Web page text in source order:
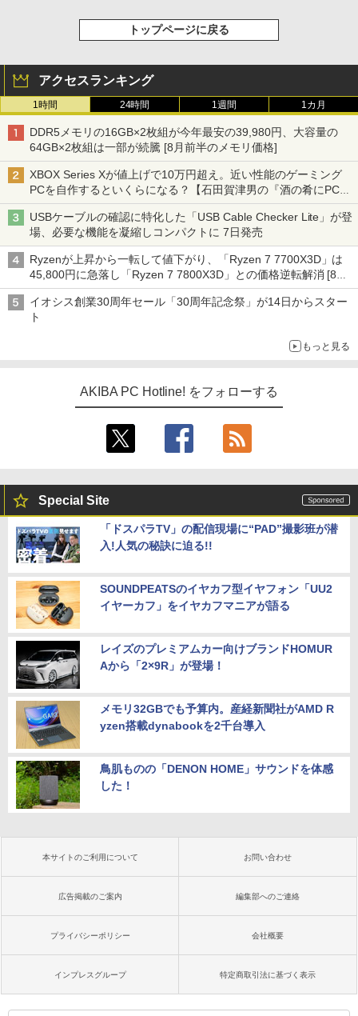
トップページに戻る
アクセスランキング
1時間 24時間 1週間 1カ月
DDR5メモリの16GB×2枚組が今年最安の39,980円、大容量の
64GB×2枚組は一部が続騰 [8月前半のメモリ価格]
XBOX Series Xが値上げで10万円超え。近い性能のゲーミング
PCを自作するといくらになる？【石田賀津男の『酒の肴にPCゲ
ーム』】
USBケーブルの確認に特化した「USB Cable Checker Lite」が登
場、必要な機能を凝縮しコンパクトに 7日発売
Ryzenが上昇から一転して値下がり、「Ryzen 7 7700X3D」は
45,800円に急落し「Ryzen 7 7800X3D」との価格逆転解消 [8月
前半のCPU価格]
イオシス創業30周年セール「30周年記念祭」が14日からスター
ト
もっと見る
AKIBA PC Hotline! をフォローする
Special Site
「ドスパラTV」の配信現場に“PAD”撮影班が潜
入!人気の秘訣に迫る!!
SOUNDPEATSのイヤカフ型イヤフォン「UU2
イヤーカフ」をイヤカフマニアが語る
レイズのプレミアムカー向けブランドHOMUR
Aから「2×9R」が登場！
メモリ32GBでも予算内。産経新聞社がAMD R
yzen搭載dynabookを2千台導入
鳥肌ものの「DENON HOME」サウンドを体感
した！
本サイトのご利用について お問い合わせ
広告掲載のご案内 編集部へのご連絡
プライバシーポリシー 会社概要
インプレスグループ 特定商取引法に基づく表示